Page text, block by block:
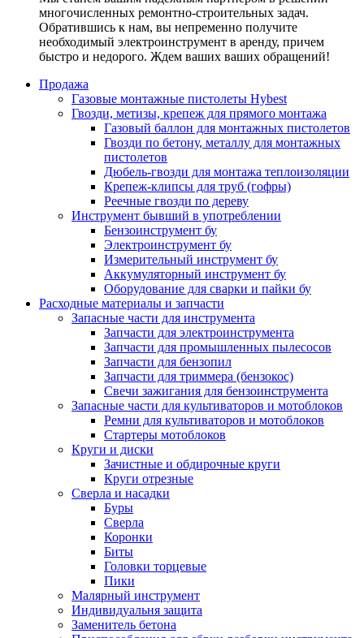
многочисленных ремонтно-строительных задач.
Обратившись к нам, вы непременно получите
необходимый электроинструмент в аренду, причем
быстро и недорого. Ждем ваших ваших обращений!
Продажа
Газовые монтажные пистолеты Hybest
Гвозди, метизы, крепеж для прямого монтажа
Газовый баллон для монтажных пистолетов
Гвозди по бетону, металлу для монтажных
пистолетов
Дюбель-гвозди для монтажа теплоизоляции
Крепеж-клипсы для труб (гофры)
Реечные гвозди по дереву
Инструмент бывший в употреблении
Бензоинструмент бу
Электроинструмент бу
Измерительный инструмент бу
Аккумуляторный инструмент бу
Оборудование для сварки и пайки бу
Расходные материалы и запчасти
Запасные части для инструмента
Запчасти для электроинструмента
Запчасти для промышленных пылесосов
Запчасти для бензопил
Запчасти для триммера (бензокос)
Свечи зажигания для бензоинструмента
Запасные части для культиваторов и мотоблоков
Ремни для культиваторов и мотоблоков
Стартеры мотоблоков
Круги и диски
Зачистные и обдирочные круги
Круги отрезные
Сверла и насадки
Буры
Сверла
Коронки
Биты
Головки торцевые
Пики
Малярный инструмент
Индивидуальня защита
Заменитель бетона